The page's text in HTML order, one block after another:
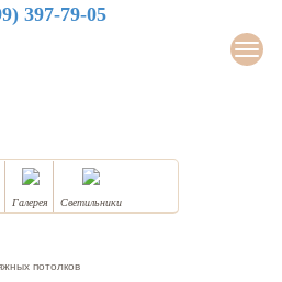
397-79-05
Галерея Светильники
потолков